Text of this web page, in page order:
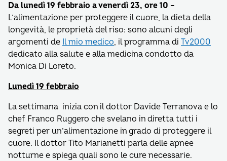
Da lunedì 19 febbraio a venerdì 23, ore 10 –
L’alimentazione per proteggere il cuore, la dieta della
longevità, le proprietà del riso: sono alcuni degli
argomenti de Il mio medico, il programma di Tv2000
dedicato alla salute e alla medicina condotto da
Monica Di Loreto.
Lunedì 19 febbraio
La settimana inizia con il dottor Davide Terranova e lo
chef Franco Ruggero che svelano in diretta tutti i
segreti per un’alimentazione in grado di proteggere il
cuore. Il dottor Tito Marianetti parla delle apnee
notturne e spiega quali sono le cure necessarie.